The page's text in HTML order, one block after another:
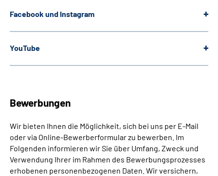
Facebook und Instagram
YouTube
Bewerbungen
Wir bieten Ihnen die Möglichkeit, sich bei uns per E-Mail
oder via Online-Bewerberformular zu bewerben. Im
Folgenden informieren wir Sie über Umfang, Zweck und
Verwendung Ihrer im Rahmen des Bewerbungsprozesses
erhobenen personenbezogenen Daten. Wir versichern,